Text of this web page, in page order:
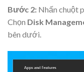
Bước 2: Nhấn chuột
Chọn Disk
bên dưới.